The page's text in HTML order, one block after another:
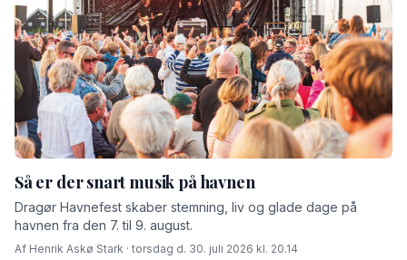
Så er der snart musik på havnen
Dragør Havnefest skaber stemning, liv og glade dage på
havnen fra den 7. til 9. august.
Af Henrik Askø Stark · torsdag d. 30. juli 2026 kl. 20.14